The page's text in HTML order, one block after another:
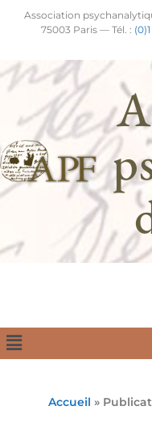
Association
75003 Paris — Tél. :
Accueil »